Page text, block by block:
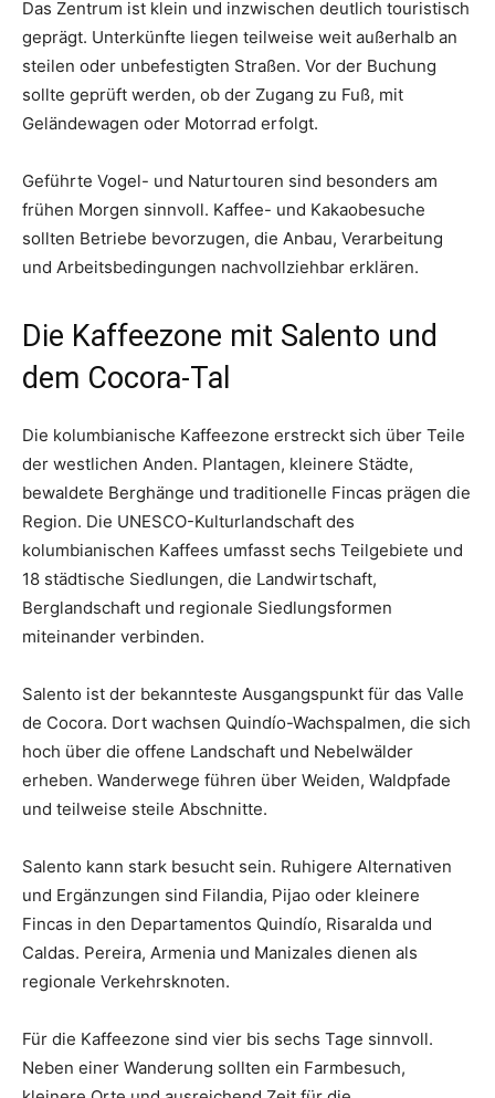
Das Zentrum ist klein und inzwischen deutlich touristisch
geprägt. Unterkünfte liegen teilweise weit außerhalb an
steilen oder unbefestigten Straßen. Vor der Buchung
sollte geprüft werden, ob der Zugang zu Fuß, mit
Geländewagen oder Motorrad erfolgt.
Geführte Vogel- und Naturtouren sind besonders am
frühen Morgen sinnvoll. Kaffee- und Kakaobesuche
sollten Betriebe bevorzugen, die Anbau, Verarbeitung
und Arbeitsbedingungen nachvollziehbar erklären.
Die Kaffeezone mit Salento und
dem Cocora-Tal
Die kolumbianische Kaffeezone erstreckt sich über Teile
der westlichen Anden. Plantagen, kleinere Städte,
bewaldete Berghänge und traditionelle Fincas prägen die
Region. Die UNESCO-Kulturlandschaft des
kolumbianischen Kaffees umfasst sechs Teilgebiete und
18 städtische Siedlungen, die Landwirtschaft,
Berglandschaft und regionale Siedlungsformen
miteinander verbinden.
Salento ist der bekannteste Ausgangspunkt für das Valle
de Cocora. Dort wachsen Quindío-Wachspalmen, die sich
hoch über die offene Landschaft und Nebelwälder
erheben. Wanderwege führen über Weiden, Waldpfade
und teilweise steile Abschnitte.
Salento kann stark besucht sein. Ruhigere Alternativen
und Ergänzungen sind Filandia, Pijao oder kleinere
Fincas in den Departamentos Quindío, Risaralda und
Caldas. Pereira, Armenia und Manizales dienen als
regionale Verkehrsknoten.
Für die Kaffeezone sind vier bis sechs Tage sinnvoll.
Neben einer Wanderung sollten ein Farmbesuch,